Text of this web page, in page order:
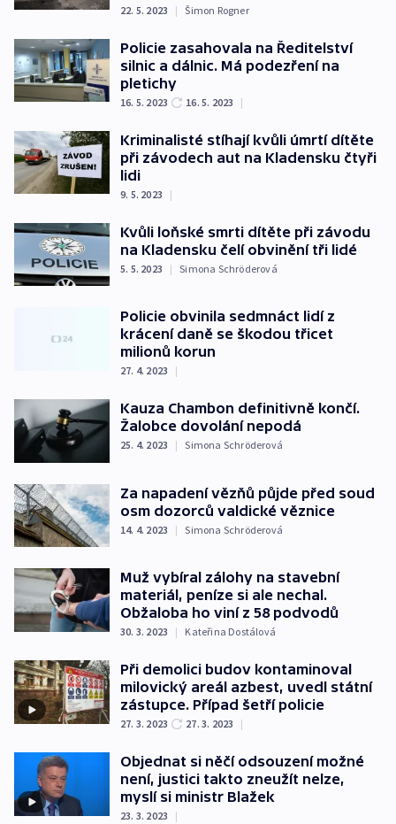
22. 5. 2023 | Šimon Rogner
Policie zasahovala na Ředitelství
silnic a dálnic. Má podezření na
pletichy
16. 5. 2023 16. 5. 2023 |
Kriminalisté stíhají kvůli úmrtí dítěte
při závodech aut na Kladensku čtyři
lidi
9. 5. 2023 |
Kvůli loňské smrti dítěte při závodu
na Kladensku čelí obvinění tři lidé
5. 5. 2023 | Simona Schröderová
Policie obvinila sedmnáct lidí z
krácení daně se škodou třicet
milionů korun
27. 4. 2023 |
Kauza Chambon definitivně končí.
Žalobce dovolání nepodá
25. 4. 2023 | Simona Schröderová
Za napadení vězňů půjde před soud
osm dozorců valdické věznice
14. 4. 2023 | Simona Schröderová
Muž vybíral zálohy na stavební
materiál, peníze si ale nechal.
Obžaloba ho viní z 58 podvodů
30. 3. 2023 | Kateřina Dostálová
Při demolici budov kontaminoval
milovický areál azbest, uvedl státní
zástupce. Případ šetří policie
27. 3. 2023 27. 3. 2023 |
Objednat si něčí odsouzení možné
není, justici takto zneužít nelze,
myslí si ministr Blažek
23. 3. 2023 |